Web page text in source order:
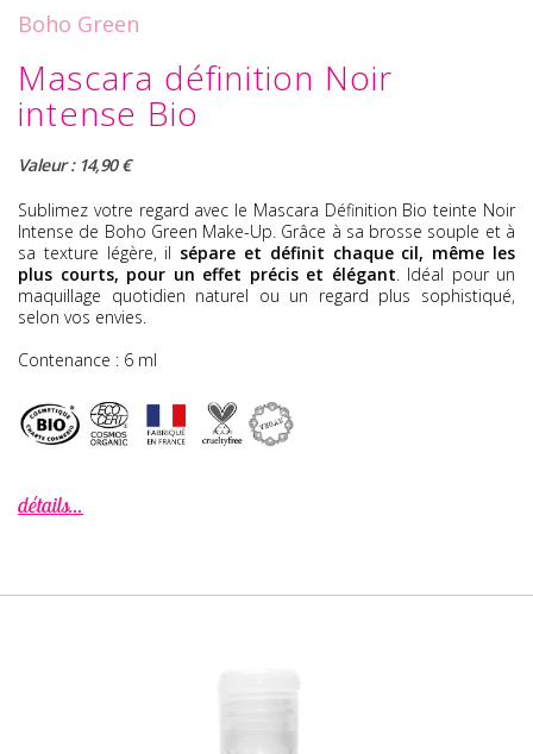
Boho Green
Mascara définition Noir
intense Bio
Valeur : 14,90 €
Sublimez votre regard avec le Mascara Définition Bio teinte Noir
Intense de Boho Green Make-Up. Grâce à sa brosse souple et à
sa texture légère, il sépare et définit chaque cil, même les
plus courts, pour un effet précis et élégant. Idéal pour un
maquillage quotidien naturel ou un regard plus sophistiqué,
selon vos envies.
Contenance : 6 ml
détails...